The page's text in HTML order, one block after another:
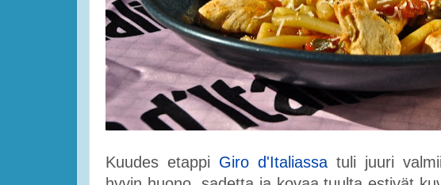
Kuudes etappi Giro d'Italiassa tuli juuri